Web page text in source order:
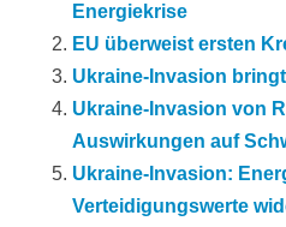
Energiekrise
EU überweist ersten
Ukraine-Invasion
Ukraine-Invasion von
Auswirkungen auf
Ukraine-Invasion:
Verteidigungswerte